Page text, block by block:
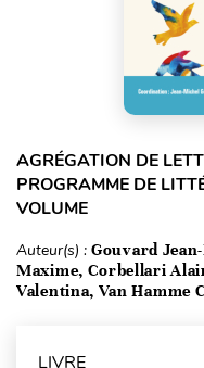
AGRÉGATION DE
PROGRAMME DE
VOLUME
Auteur(s) : Gouvard
Maxime, Corbellari
Valentina, Van Hamme
LIVRE